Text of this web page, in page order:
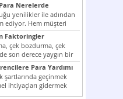
Nerelerde
yenilikler ile adından
ediyor. Hem müşteri
hem...
Faktoringler
çek bozdurma, çek
son derece yaygın bir
Para Yardımı
şartlarında geçinmek
ihtiyaçları gidermek
olmak...